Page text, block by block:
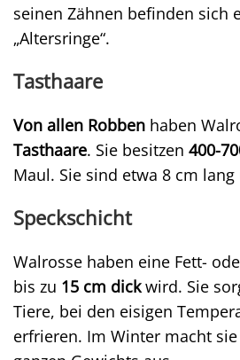
seinen Zähnen befinden sich
„Altersringe“.
Tasthaare
Von allen Robben haben
Tasthaare. Sie besitzen 400-
Maul. Sie sind etwa 8 cm
Speckschicht
Walrosse haben eine Fett-
bis zu 15 cm dickwird. Sie
Tiere, bei den eisigen
erfrieren. Im Winter macht